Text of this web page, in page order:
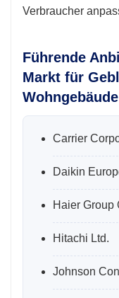
Verbraucher
Führende
Markt für
Wohngebäude
Carrier
Daikin
Haier Group
Hitachi Ltd.
Johnson